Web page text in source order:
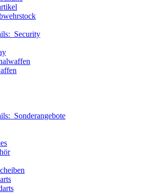
Security
Sonderangebote